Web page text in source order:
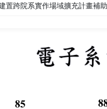
置跨院系實作場域擴充計畫補助